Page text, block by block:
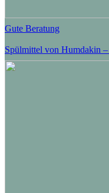
Gute Beratung
Spülmittel von Humdakin